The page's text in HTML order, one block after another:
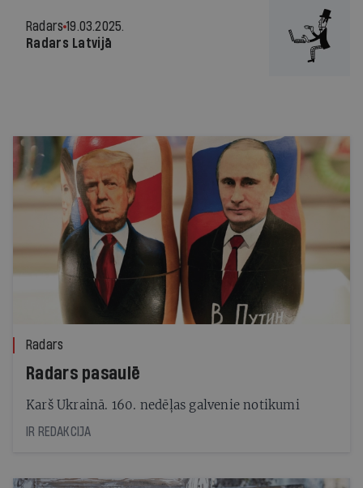
Radars 19.03.2025.
Radars Latvijā
Radars
Radars pasaulē
Karš Ukrainā. 160. nedēļas galvenie notikumi
IR REDAKCIJA